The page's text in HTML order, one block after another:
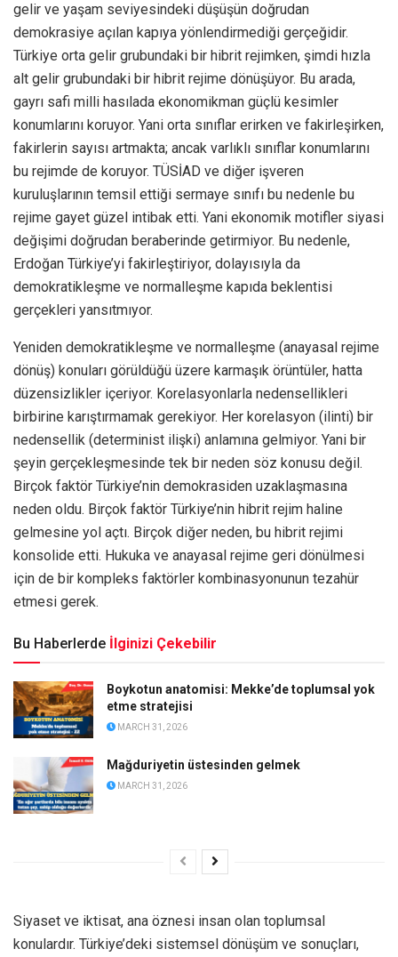
gelir ve yaşam seviyesindeki düşüşün doğrudan
demokrasiye açılan kapıya yönlendirmediği gerçeğidir.
Türkiye orta gelir grubundaki bir hibrit rejimken, şimdi hızla
alt gelir grubundaki bir hibrit rejime dönüşüyor. Bu arada,
gayrı safi milli hasılada ekonomikman güçlü kesimler
konumlarını koruyor. Yani orta sınıflar erirken ve fakirleşirken,
fakirlerin sayısı artmakta; ancak varlıklı sınıflar konumlarını
bu rejimde de koruyor. TÜSİAD ve diğer işveren
kuruluşlarının temsil ettiği sermaye sınıfı bu nedenle bu
rejime gayet güzel intibak etti. Yani ekonomik motifler siyasi
değişimi doğrudan beraberinde getirmiyor. Bu nedenle,
Erdoğan Türkiye’yi fakirleştiriyor, dolayısıyla da
demokratikleşme ve normalleşme kapıda beklentisi
gerçekleri yansıtmıyor.
Yeniden demokratikleşme ve normalleşme (anayasal rejime
dönüş) konuları görüldüğü üzere karmaşık örüntüler, hatta
düzensizlikler içeriyor. Korelasyonlarla nedensellikleri
birbirine karıştırmamak gerekiyor. Her korelasyon (ilinti) bir
nedensellik (determinist ilişki) anlamına gelmiyor. Yani bir
şeyin gerçekleşmesinde tek bir neden söz konusu değil.
Birçok faktör Türkiye’nin demokrasiden uzaklaşmasına
neden oldu. Birçok faktör Türkiye’nin hibrit rejim haline
gelmesine yol açtı. Birçok diğer neden, bu hibrit rejimi
konsolide etti. Hukuka ve anayasal rejime geri dönülmesi
için de bir kompleks faktörler kombinasyonunun tezahür
etmesi gerek.
Bu Haberlerde İlginizi Çekebilir
Boykotun anatomisi: Mekke’de toplumsal yok
etme stratejisi
MARCH 31, 2026
Mağduriyetin üstesinden gelmek
MARCH 31, 2026
Siyaset ve iktisat, ana öznesi insan olan toplumsal
konulardır. Türkiye’deki sistemsel dönüşüm ve sonuçları,